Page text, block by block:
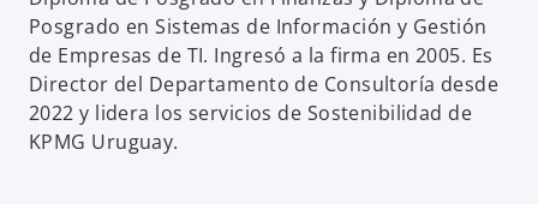
Posgrado en Sistemas de Información y Gestión
de Empresas de TI. Ingresó a la firma en 2005. Es
Director del Departamento de Consultoría desde
2022 y lidera los servicios de Sostenibilidad de
KPMG Uruguay.